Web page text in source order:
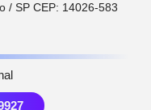
/ SP CEP: 14026-583